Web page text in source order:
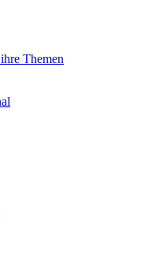
Themen